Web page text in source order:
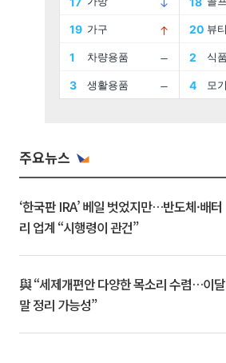
주요뉴스
‘한국판 IRA’ 베일 벗었지만…반도체·배터
리 업계 “시행령이 관건”
與 “세제개편안 다양한 목소리 수렴…이달
말 정리 가능성”